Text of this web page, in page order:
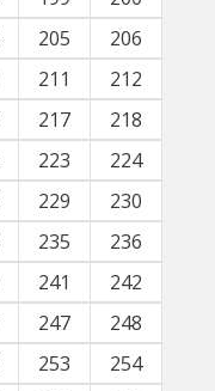
205
206
211
212
217
218
223
224
229
230
235
236
241
242
247
248
253
254